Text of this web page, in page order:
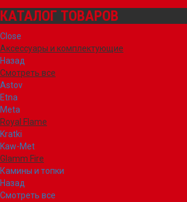
КАТАЛОГ ТОВАРОВ
Close
Аксессуары и комплектующие
Назад
Смотреть все
Astov
Etna
Meta
Royal Flame
Kratki
Kaw-Met
Glamm Fire
Камины и топки
Назад
Смотреть все